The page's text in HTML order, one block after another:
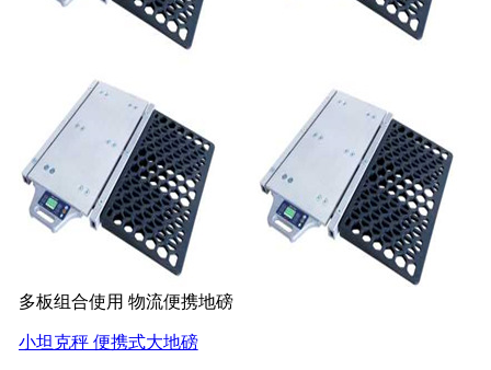
多板组合使用 物流便携地磅
小坦克秤 便携式大地磅